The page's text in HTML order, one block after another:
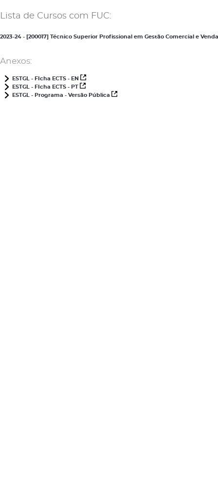
Lista de Cursos com FUC:
2023-24 - [200017] Técnico Superior Profissional em Gestão Comercial e
Anexos:
ESTGL - FIcha ECTS - EN
ESTGL - FIcha ECTS - PT
ESTGL - Programa - Versão Pública